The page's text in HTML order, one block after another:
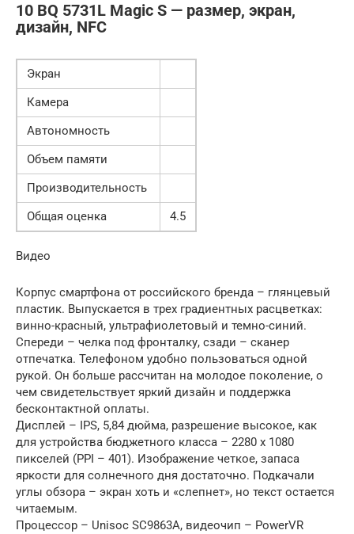
10 BQ 5731L Magic S — размер, экран,
дизайн, NFC
Экран
Камера
Автономность
Объем памяти
Производительность
Общая оценка
4.5
Видео
Корпус смартфона от российского бренда – глянцевый
пластик. Выпускается в трех градиентных расцветках:
винно-красный, ультрафиолетовый и темно-синий.
Спереди – челка под фронталку, сзади – сканер
отпечатка. Телефоном удобно пользоваться одной
рукой. Он больше рассчитан на молодое поколение, о
чем свидетельствует яркий дизайн и поддержка
бесконтактной оплаты.
Дисплей – IPS, 5,84 дюйма, разрешение высокое, как
для устройства бюджетного класса – 2280 х 1080
пикселей (PPI – 401). Изображение четкое, запаса
яркости для солнечного дня достаточно. Подкачали
углы обзора – экран хоть и «слепнет», но текст остается
читаемым.
Процессор – Unisoc SC9863A, видеочип – PowerVR